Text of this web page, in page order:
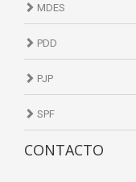
MDES
PDD
PJP
SPF
CONTACTO